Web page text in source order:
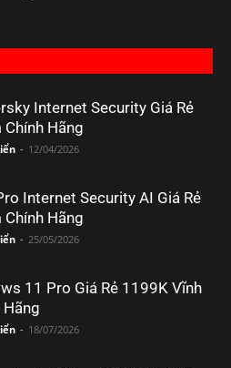
Internet Security Giá Rẻ
Hãng
- 12/04/2026
Internet Security AI Giá Rẻ
Hãng
- 25/05/2026
11 Pro Giá Rẻ 1199K Vĩnh
Hãng
- 18/07/2026